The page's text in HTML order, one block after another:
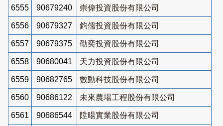
6555 90679240 崇偉投資股份有限公司
6556 90679327 鈞儒投資股份有限公司
6557 90679375 劭奕投資股份有限公司
6558 90680041 天力投資股份有限公司
6559 90682765 數動科技股份有限公司
6560 90686122 未來農場工程股份有限公司
6561 90686544 陞暘實業股份有限公司